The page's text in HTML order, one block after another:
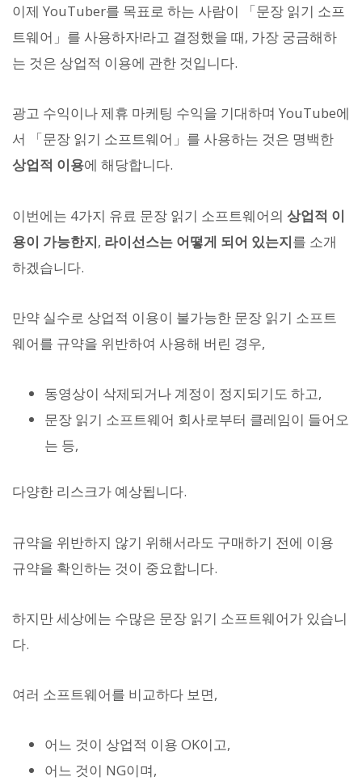
이제 YouTuber를 목표로 하는 사람이 「문장 읽기 소프
트웨어」를 사용하자!라고 결정했을 때, 가장 궁금해하
는 것은 상업적 이용에 관한 것입니다.
광고 수익이나 제휴 마케팅 수익을 기대하며 YouTube에
서 「문장 읽기 소프트웨어」를 사용하는 것은 명백한
상업적 이용에 해당합니다.
이번에는 4가지 유료 문장 읽기 소프트웨어의 상업적 이
용이 가능한지, 라이선스는 어떻게 되어 있는지를 소개
하겠습니다.
만약 실수로 상업적 이용이 불가능한 문장 읽기 소프트
웨어를 규약을 위반하여 사용해 버린 경우,
동영상이 삭제되거나 계정이 정지되기도 하고,
문장 읽기 소프트웨어 회사로부터 클레임이 들어오
는 등,
다양한 리스크가 예상됩니다.
규약을 위반하지 않기 위해서라도 구매하기 전에 이용
규약을 확인하는 것이 중요합니다.
하지만 세상에는 수많은 문장 읽기 소프트웨어가 있습니
다.
여러 소프트웨어를 비교하다 보면,
어느 것이 상업적 이용 OK이고,
어느 것이 NG이며,